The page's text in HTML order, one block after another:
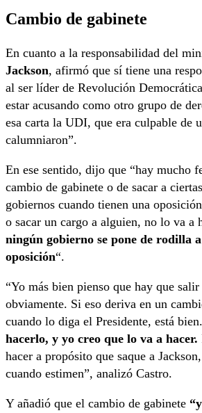
Cambio de gabinete
En cuanto a la responsabilidad del
Jackson, afirmó que sí tiene una
al ser líder de Revolución
estar acusando como otro grupo de
esa carta la UDI, que era culpable de
calumniaron”.
En ese sentido, dijo que “hay mucho
cambio de gabinete o de sacar a
gobiernos cuando tienen una
o sacar un cargo a alguien, no lo va a
ningún gobierno se pone de rodilla
oposición“.
“Yo más bien pienso que hay que
obviamente. Si eso deriva en un
cuando lo diga el Presidente, está bien.
hacerlo, y yo creo que lo va a hacer.
hacer a propósito que saque a
cuando estimen”, analizó Castro.
Y añadió que el cambio de gabinete